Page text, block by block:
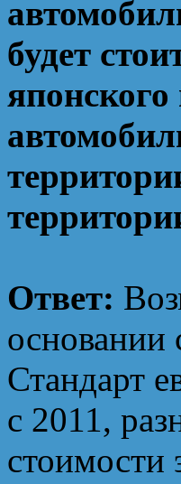
будет
Ответ:
основании
Стандарт
с 2011,
стоимости